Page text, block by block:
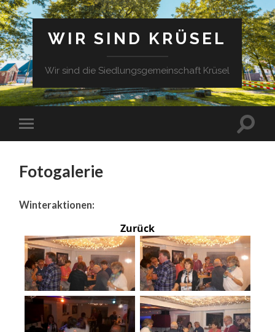
WIR SIND KRÜSEL
Wir sind die Siedlungsgemeinschaft Krüsel
Fotogalerie
Winteraktionen:
Zurück